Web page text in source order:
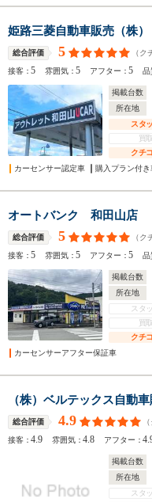
姫路三菱自動車販売（株
総合評価 5 （ク
接客：5 雰囲気：5 アフター：5 品
掲載台数
所在地
スタ
買取
クチ
カーセンサー認定車
購入プラン付き
オートバンク 和田山店
総合評価 5 （ク
接客：5 雰囲気：5 アフター：5 品
掲載台数
所在地
スタ
買取
クチ
カーセンサーアフター保証車
（株）ベルテックス自動
総合評価 4.9
接客：4.9 雰囲気：4.8 アフター：
掲載台数
所在地
スタ